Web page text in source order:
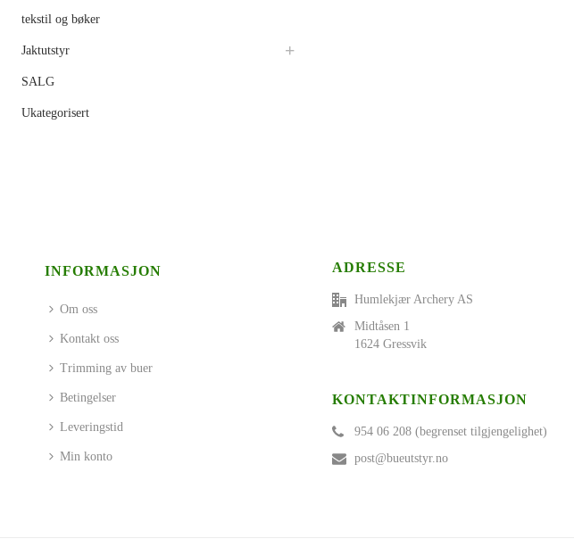
tekstil og bøker
Jaktutstyr
SALG
Ukategorisert
INFORMASJON
Om oss
Kontakt oss
Trimming av buer
Betingelser
Leveringstid
Min konto
ADRESSE
Humlekjær Archery AS
Midtåsen 1
1624 Gressvik
KONTAKTINFORMASJON
954 06 208 (begrenset tilgjengelighet)
post@bueutstyr.no